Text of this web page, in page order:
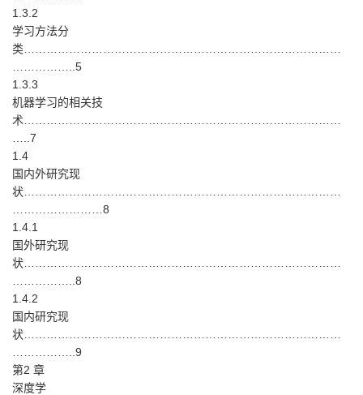
1.3.2
学习方法分
类…………………………………………………………………………
……………..5
1.3.3
机器学习的相关技
术…………………………………………………………………………
…..7
1.4
国内外研究现
状…………………………………………………………………………
……………………8
1.4.1
国外研究现
状…………………………………………………………………………
……………..8
1.4.2
国内研究现
状…………………………………………………………………………
……………..9
第2 章
深度学